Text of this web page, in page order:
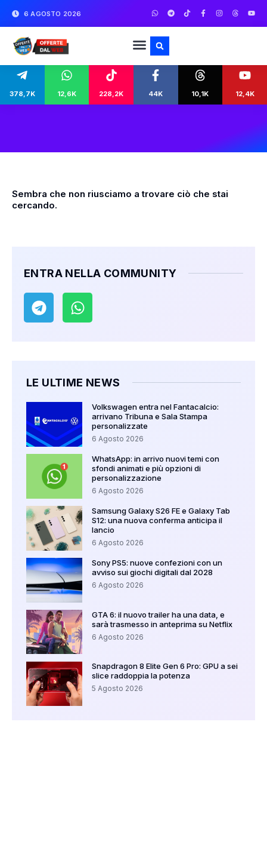
6 AGOSTO 2026
378,7K 12,6K 228,2K 44K 10,1K 12,4K
Sembra che non riusciamo a trovare ciò che stai
cercando.
ENTRA NELLA COMMUNITY
LE ULTIME NEWS
Volkswagen entra nel Fantacalcio:
arrivano Tribuna e Sala Stampa
personalizzate
6 Agosto 2026
WhatsApp: in arrivo nuovi temi con
sfondi animati e più opzioni di
personalizzazione
6 Agosto 2026
Samsung Galaxy S26 FE e Galaxy Tab
S12: una nuova conferma anticipa il
lancio
6 Agosto 2026
Sony PS5: nuove confezioni con un
avviso sui giochi digitali dal 2028
6 Agosto 2026
GTA 6: il nuovo trailer ha una data, e
sarà trasmesso in anteprima su Netflix
6 Agosto 2026
Snapdragon 8 Elite Gen 6 Pro: GPU a sei
slice raddoppia la potenza
5 Agosto 2026